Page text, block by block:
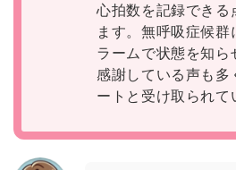
心拍数を記録できる
ます。無呼吸症候
ラームで状態を知ら
感謝している声も多
ートと受け取られて